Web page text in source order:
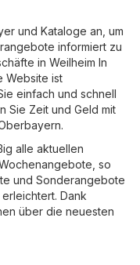
und Kataloge an, um
informiert zu
in Weilheim In
Website ist
einfach und schnell
Sie Zeit und Geld mit
alle aktuellen
so
und Sonderangebote
Dank
über die neuesten